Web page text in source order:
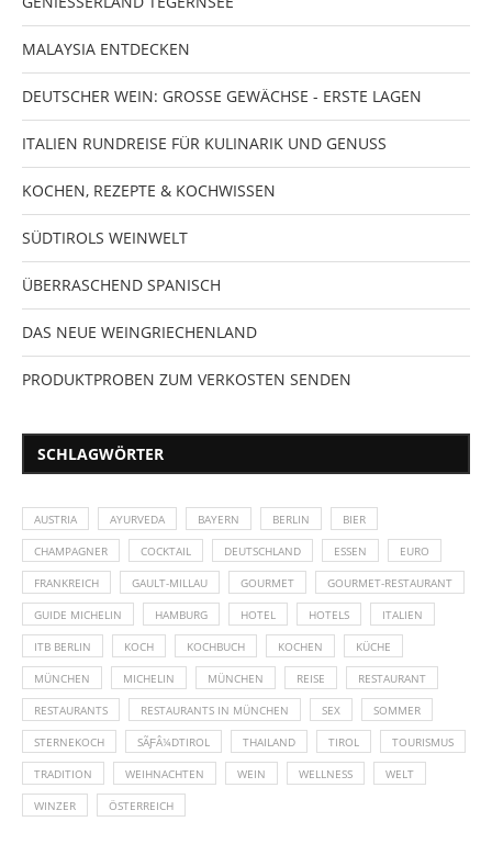
MALAYSIA ENTDECKEN
DEUTSCHER WEIN: GROSSE GEWÄCHSE - ERSTE LAGEN
ITALIEN RUNDREISE FÜR KULINARIK UND GENUSS
KOCHEN, REZEPTE & KOCHWISSEN
SÜDTIROLS WEINWELT
ÜBERRASCHEND SPANISCH
DAS NEUE WEINGRIECHENLAND
PRODUKTPROBEN ZUM VERKOSTEN SENDEN
SCHLAGWÖRTER
AUSTRIA AYURVEDA BAYERN BERLIN BIER
CHAMPAGNER COCKTAIL DEUTSCHLAND ESSEN EURO
FRANKREICH GAULT-MILLAU GOURMET GOURMET-RESTAURANT
GUIDE MICHELIN HAMBURG HOTEL HOTELS ITALIEN
ITB BERLIN KOCH KOCHBUCH KOCHEN KÜCHE
MÜNCHEN MICHELIN MÜNCHEN REISE RESTAURANT
RESTAURANTS RESTAURANTS IN MÜNCHEN SEX SOMMER
STERNEKOCH SÃƑÂ¼DTIROL THAILAND TIROL TOURISMUS
TRADITION WEIHNACHTEN WEIN WELLNESS WELT
WINZER ÖSTERREICH